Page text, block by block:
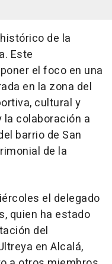
de la
Este
el foco en una
en la zona del
cultural y
colaboración a
barrio de San
de la
el delegado
quien ha estado
del
en Alcalá,